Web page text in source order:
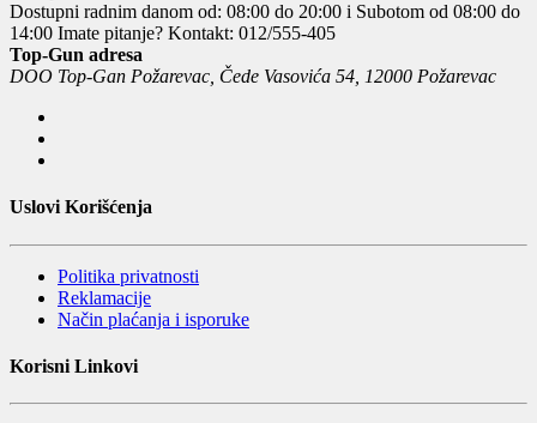
Dostupni radnim danom od: 08:00 do 20:00 i Subotom od 08:00 do
14:00 Imate pitanje? Kontakt: 012/555-405
Top-Gun adresa
DOO Top-Gan Požarevac, Čede Vasovića 54, 12000 Požarevac
Uslovi Korišćenja
Politika privatnosti
Reklamacije
Način plaćanja i isporuke
Korisni Linkovi